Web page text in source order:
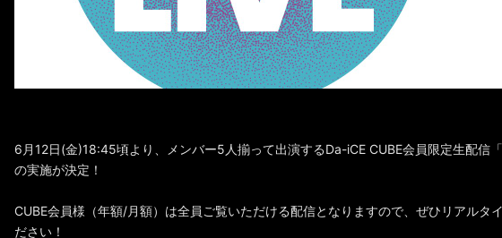
6月12日(金)18:45頃より、メンバー5人揃って出演するDa-iCE CUBE会員限定生配信「
の実施が決定！
CUBE会員様（年額/月額）は全員ご覧いただける配信となりますので、ぜひリアルタ
ださい！